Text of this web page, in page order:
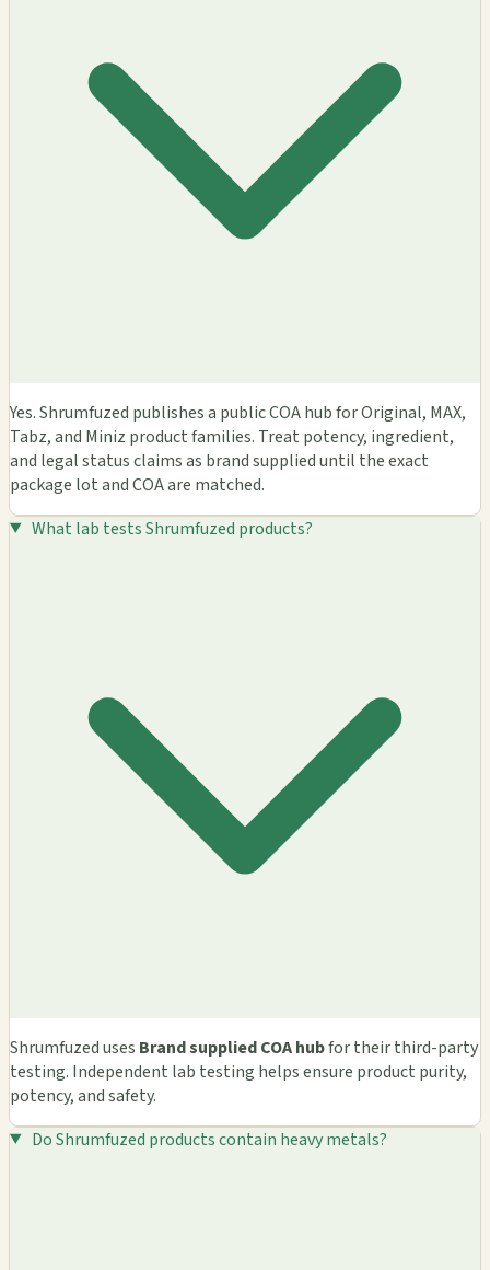
Yes. Shrumfuzed publishes a public COA hub for Original, MAX,
Tabz, and Miniz product families. Treat potency, ingredient,
and legal status claims as brand supplied until the exact
package lot and COA are matched.
What lab tests Shrumfuzed products?
Shrumfuzed uses Brand supplied COA hubfor their third-party
testing. Independent lab testing helps ensure product purity,
potency, and safety.
Do Shrumfuzed products contain heavy metals?